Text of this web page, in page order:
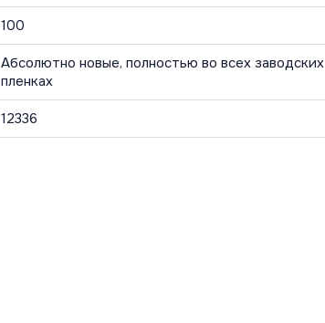
100
Абсолютно новые, полностью во всех заводских
пленках
12336